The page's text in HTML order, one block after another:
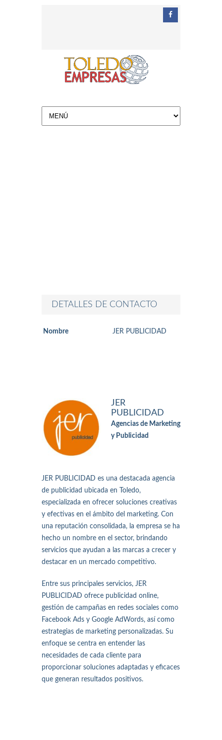
DETALLES DE CONTACTO
Nombre JER PUBLICIDAD
JER
PUBLICIDAD
Agencias de Marketing
y Publicidad
JER PUBLICIDAD es una destacada agencia
de publicidad ubicada en Toledo,
especializada en ofrecer soluciones creativas
y efectivas en el ámbito del marketing. Con
una reputación consolidada, la empresa se ha
hecho un nombre en el sector, brindando
servicios que ayudan a las marcas a crecer y
destacar en un mercado competitivo.
Entre sus principales servicios, JER
PUBLICIDAD ofrece publicidad online,
gestión de campañas en redes sociales como
Facebook Ads y Google AdWords, así como
estrategias de marketing personalizadas. Su
enfoque se centra en entender las
necesidades de cada cliente para
proporcionar soluciones adaptadas y eficaces
que generan resultados positivos.